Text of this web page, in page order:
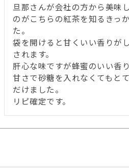
旦那さんが会社の方から美味
のがこちらの紅茶を知るきっ
た。
袋を開けると甘くいい香りが
されます。
肝心な味ですが蜂蜜のいい香
甘さで砂糖を入れなくてもと
だけました。
リピ確定です。